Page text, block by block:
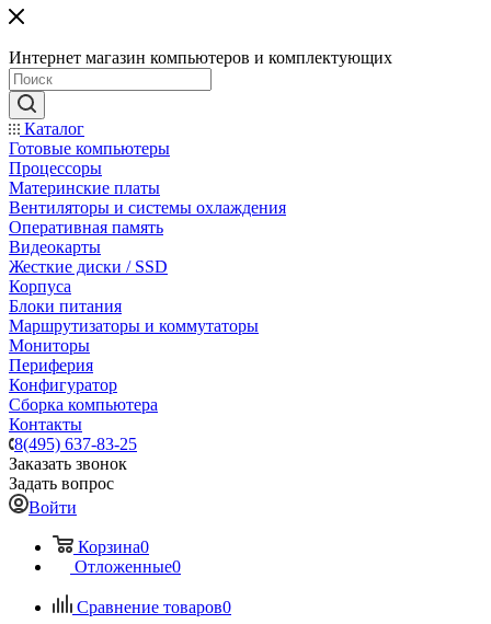
Интернет магазин компьютеров и комплектующих
Каталог
Готовые компьютеры
Процессоры
Материнские платы
Вентиляторы и системы охлаждения
Оперативная память
Видеокарты
Жесткие диски / SSD
Корпуса
Блоки питания
Маршрутизаторы и коммутаторы
Мониторы
Периферия
Конфигуратор
Сборка компьютера
Контакты
8(495) 637-83-25
Заказать звонок
Задать вопрос
Войти
Корзина0
Отложенные0
Сравнение товаров0